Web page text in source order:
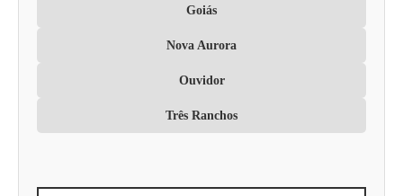
Goiás
Nova Aurora
Ouvidor
Três Ranchos